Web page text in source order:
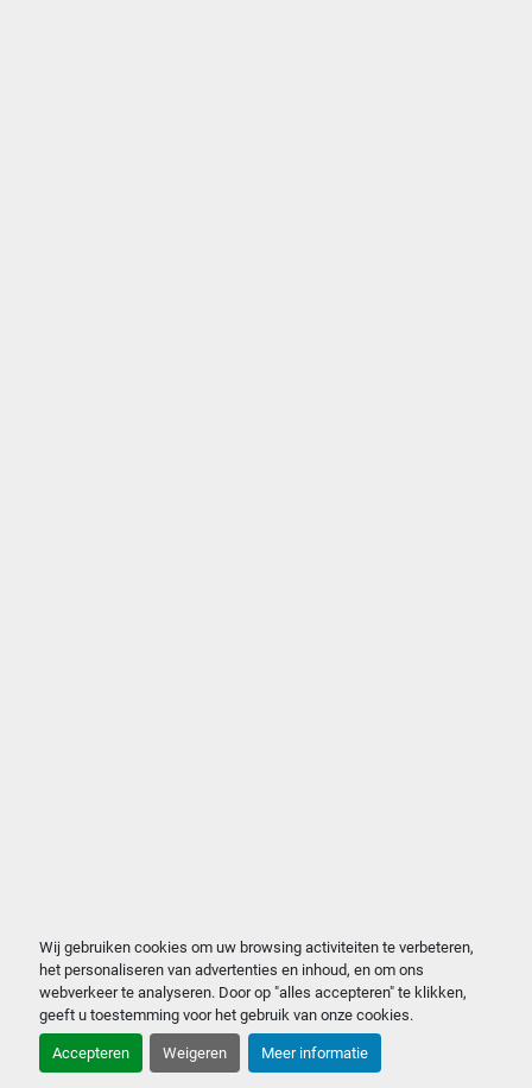
Wij gebruiken cookies om uw browsing activiteiten te verbeteren,
het personaliseren van advertenties en inhoud, en om ons
webverkeer te analyseren. Door op "alles accepteren" te klikken,
geeft u toestemming voor het gebruik van onze cookies.
Accepteren Weigeren Meer informatie